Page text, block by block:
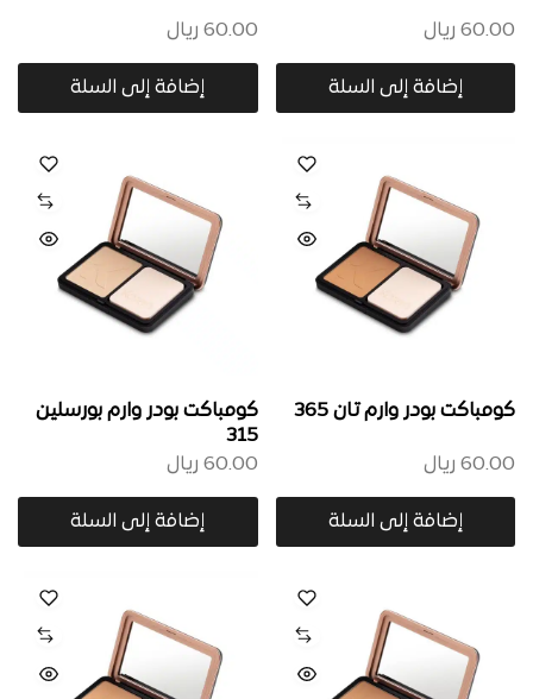
60.00 ريال
إضافة إلى السلة
60.00 ريال
إضافة إلى السلة
كومباكت بودر وارم تان 365
60.00 ريال
إضافة إلى السلة
كومباكت بودر وارم بورسلين
315
60.00 ريال
إضافة إلى السلة